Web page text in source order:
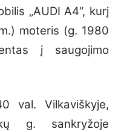
„AUDI A4“, kurį
moteris (g. 1980
į saugojimo
val. Vilkaviškyje,
g. sankryžoje